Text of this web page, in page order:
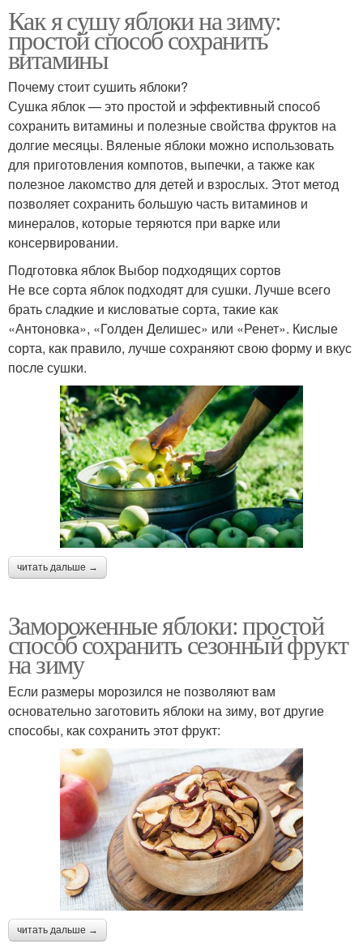
Как я сушу яблоки на зиму:
простой способ сохранить
витамины
Почему стоит сушить яблоки?
Сушка яблок — это простой и эффективный способ
сохранить витамины и полезные свойства фруктов на
долгие месяцы. Вяленые яблоки можно использовать
для приготовления компотов, выпечки, а также как
полезное лакомство для детей и взрослых. Этот метод
позволяет сохранить большую часть витаминов и
минералов, которые теряются при варке или
консервировании.
Подготовка яблок Выбор подходящих сортов
Не все сорта яблок подходят для сушки. Лучше всего
брать сладкие и кисловатые сорта, такие как
«Антоновка», «Голден Делишес» или «Ренет». Кислые
сорта, как правило, лучше сохраняют свою форму и вкус
после сушки.
читать дальше →
Замороженные яблоки: простой
способ сохранить сезонный фрукт
на зиму
Если размеры морозился не позволяют вам
основательно заготовить яблоки на зиму, вот другие
способы, как сохранить этот фрукт:
читать дальше →